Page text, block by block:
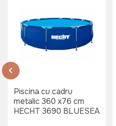
445 lei
250 lei
Piscina cu cadru
metalic 360 x76 cm
HECHT 3690 BLUESEA